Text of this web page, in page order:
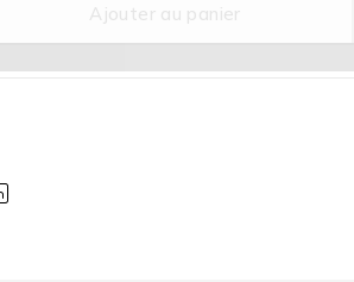
Ajouter au panier